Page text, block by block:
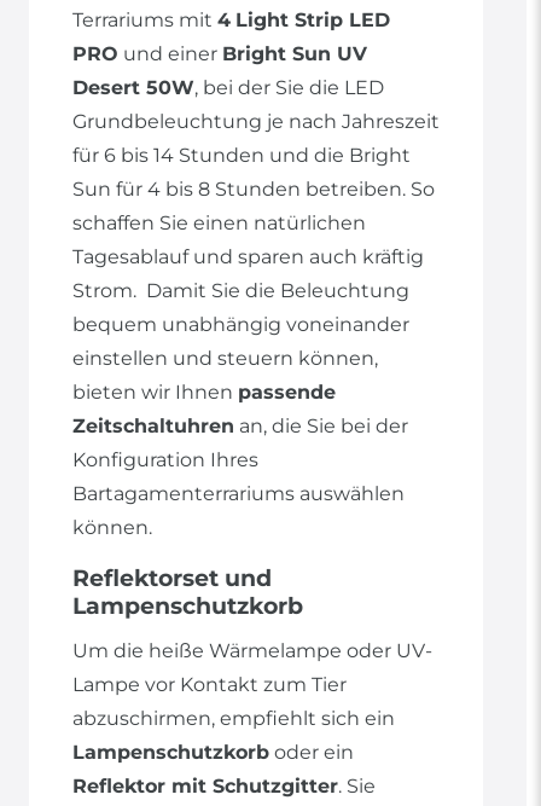
Terrariums mit 4 Light Strip LED
PRO und einer Bright Sun UV
Desert 50W, bei der Sie die LED
Grundbeleuchtung je nach Jahreszeit
für 6 bis 14 Stunden und die Bright
Sun für 4 bis 8 Stunden betreiben. So
schaffen Sie einen natürlichen
Tagesablauf und sparen auch kräftig
Strom. Damit Sie die Beleuchtung
bequem unabhängig voneinander
einstellen und steuern können,
bieten wir Ihnen passende
Zeitschaltuhren an, die Sie bei der
Konfiguration Ihres
Bartagamenterrariums auswählen
können.
Reflektorset und
Lampenschutzkorb
Um die heiße Wärmelampe oder UV-
Lampe vor Kontakt zum Tier
abzuschirmen, empfiehlt sich ein
Lampenschutzkorb oder ein
Reflektor mit Schutzgitter. Sie